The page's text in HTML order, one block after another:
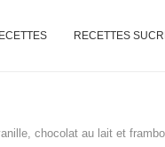
RECETTES
chocolat au lait et